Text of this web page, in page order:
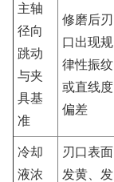
主轴
径向
跳动
与夹
具基
准
修磨后刃
口出现规
律性振纹
或直线度
偏差
冷却
液浓
刃口表面
发黄、发